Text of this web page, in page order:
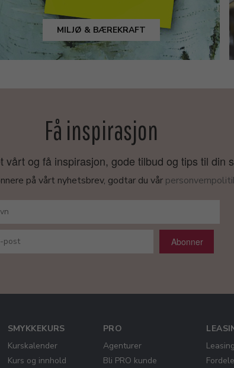
MILJØ & BÆREKRAFT
Få inspirasjon
vårt og få inspirasjon, gode tilbud og tips til din
på vårt nyhetsbrev, godtar du vår
Abonner
SMYKKEKURS
Kurskalender
Kurs og innhold
PRO
Agenturer
Bli PRO kunde